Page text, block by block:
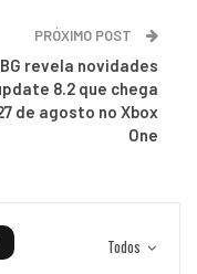
PRÓXIMO POST
revela novidades
8.2 que chega
de agosto no Xbox
One
Todos